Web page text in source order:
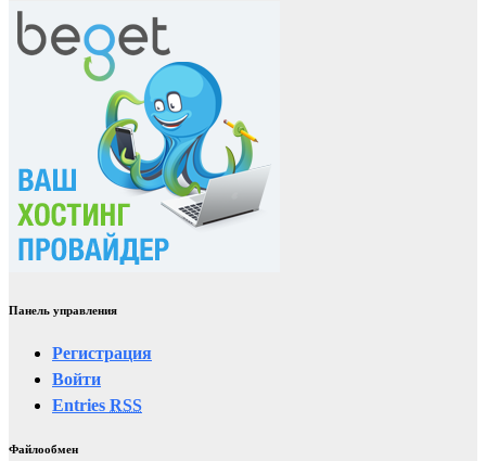
Панель управления
Регистрация
Войти
Entries RSS
Файлообмен